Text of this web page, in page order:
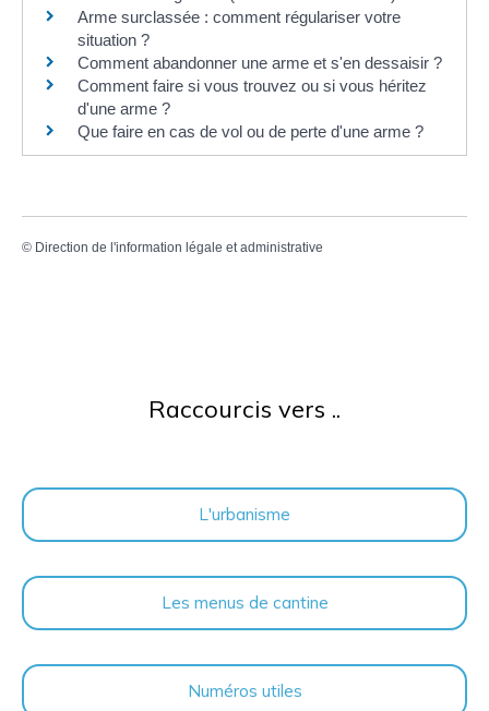
Arme surclassée : comment régulariser votre
situation ?
Comment abandonner une arme et s'en dessaisir ?
Comment faire si vous trouvez ou si vous héritez
d'une arme ?
Que faire en cas de vol ou de perte d'une arme ?
© Direction de l'information légale et administrative
Raccourcis vers ..
L'urbanisme
Les menus de cantine
Numéros utiles